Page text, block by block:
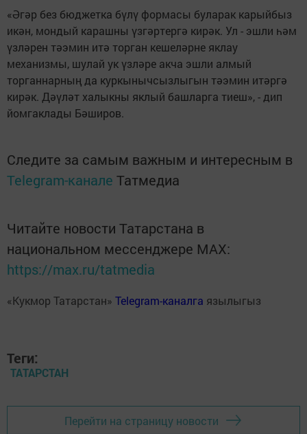
«Әгәр без бюджетка бүлү формасы буларак карыйбыз
икән, мондый карашны үзгәртергә кирәк. Ул - эшли һәм
үзләрен тәэмин итә торган кешеләрне яклау
механизмы, шулай ук үзләре акча эшли алмый
торганнарның да куркынычсызлыгын тәэмин итәргә
кирәк. Дәүләт халыкны яклый башларга тиеш», - дип
йомгаклады Бәширов.
Следите за самым важным и интересным в
Telegram-канале Татмедиа
Читайте новости Татарстана в
национальном мессенджере MАХ:
https://max.ru/tatmedia
«Кукмор Татарстан» Telegram-каналга язылыгыз
Теги:
ТАТАРСТАН
Перейти на страницу новости